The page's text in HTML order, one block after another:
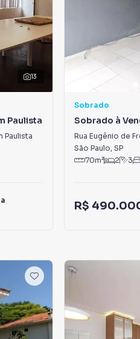
13
Paulista
Paulista
Sobrado
Sobrado à
Rua Eugênio de
São Paulo, SP
70m² 2 3
R$